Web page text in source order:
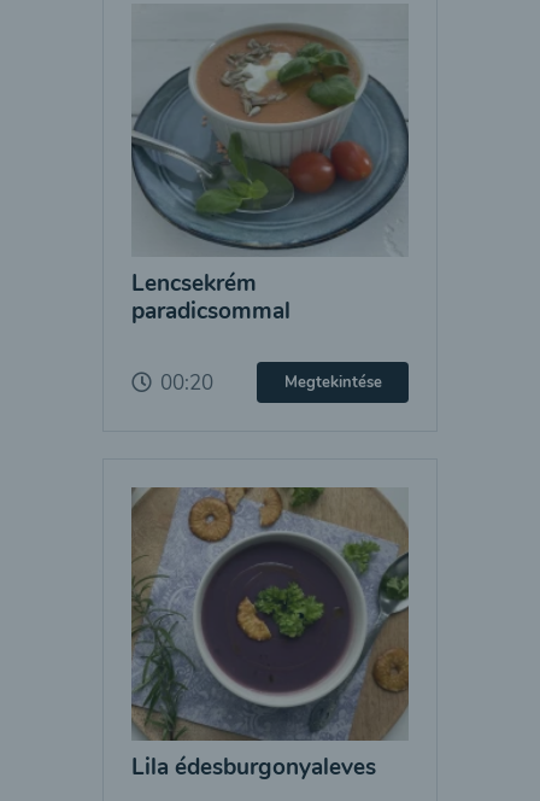
Lencsekrém
paradicsommal
00:20 Megtekintése
Lila édesburgonyaleves